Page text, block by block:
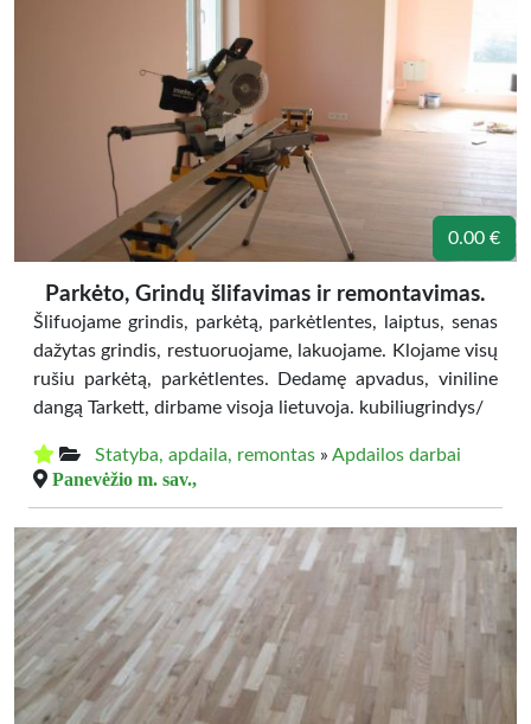
0.00 €
Parkėto, Grindų šlifavimas ir remontavimas.
Šlifuojame grindis, parkėtą, parkėtlentes, laiptus, senas
dažytas grindis, restuoruojame, lakuojame. Klojame visų
rušiu parkėtą, parkėtlentes. Dedamę apvadus, viniline
dangą Tarkett, dirbame visoja lietuvoja. kubiliugrindys/
Statyba, apdaila, remontas » Apdailos darbai
Panevėžio m. sav.,